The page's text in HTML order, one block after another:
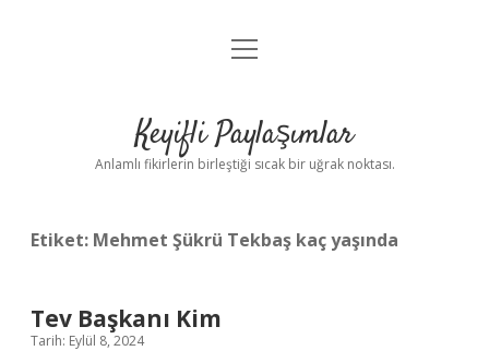
Anasayfa
Yasal Uyarı
menüyü
Keyifli Paylaşımlar
Anlamlı fikirlerin birleştiği sıcak bir uğrak noktası.
Etiket: Mehmet Şükrü Tekbaş kaç yaşında
Tev Başkanı Kim
Tarih: Eylül 8, 2024